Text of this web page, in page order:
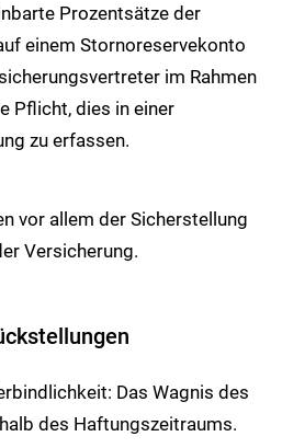
Prozentsätze der
einem Stornoreservekonto
im Rahmen
Pflicht, dies in einer
zu erfassen.
vor allem der Sicherstellung
Versicherung.
Das Wagnis des
des Haftungszeitraums.